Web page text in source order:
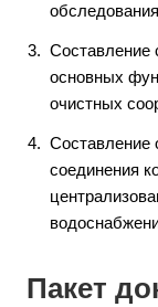
Составление
основных
очистных
Составление
соединения
Пакет